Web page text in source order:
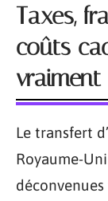
Taxes,
coûts
Le transfert
Royaume-